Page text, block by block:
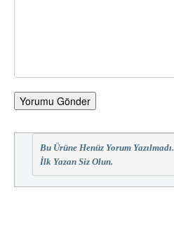
Yorumu Gönder
Bu Ürüne Henüz Yorum Yazılmadı.
İlk Yazan Siz Olun.